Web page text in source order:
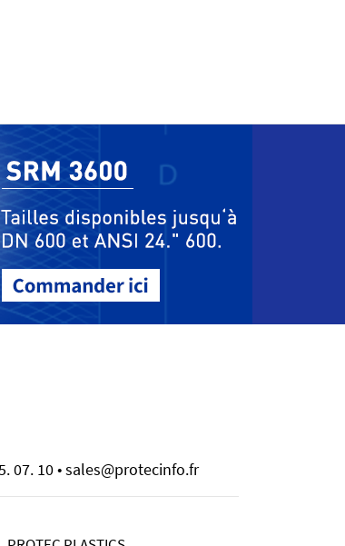
07. 10 • sales@protecinfo.fr